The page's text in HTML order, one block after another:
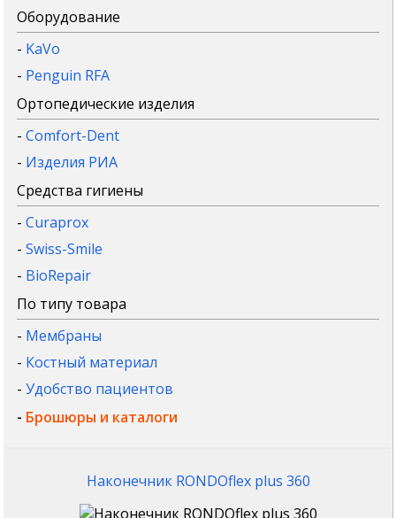
Оборудование
- KaVo
- Penguin RFA
Ортопедические изделия
-Comfort-Dent
- Изделия РИА
Средства гигиены
-Curaprox
-Swiss-Smile
- BioRepair
По типу товара
- Мембраны
- Костный материал
-Удобство пациентов
- Брошюры и каталоги
Наконечник RONDOflex plus 360